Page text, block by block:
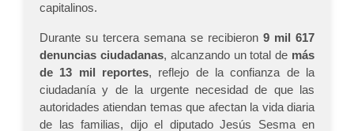
capitalinos.
Durante su tercera semana se recibieron 9 mil 617
denuncias ciudadanas, alcanzando un total de más
de 13 mil reportes, reflejo de la confianza de la
ciudadanía y de la urgente necesidad de que las
autoridades atiendan temas que afectan la vida diaria
de las familias, dijo el diputado Jesús Sesma en